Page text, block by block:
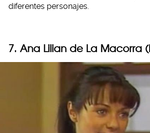
diferentes personajes.
7. Ana Lilian de La Macorra